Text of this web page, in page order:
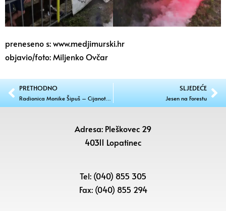
preneseno s: www.medjimurski.hr
objavio/foto: Miljenko Ovčar
PRETHODNO SLJEDEĆE
Jesen na Forestu
Adresa: Pleškovec 29
40311 Lopatinec
Tel: (040) 855 305
Fax: (040) 855 294